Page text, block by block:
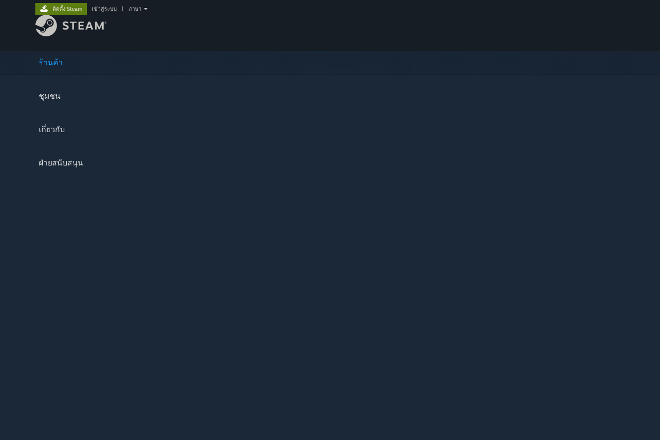
ร้านค้า
ชุมชน
เกี่ยวกับ
ฝ่ายสนับสนุน
ติดตั้ง Steam เข้าสู่ระบบ ภาษา